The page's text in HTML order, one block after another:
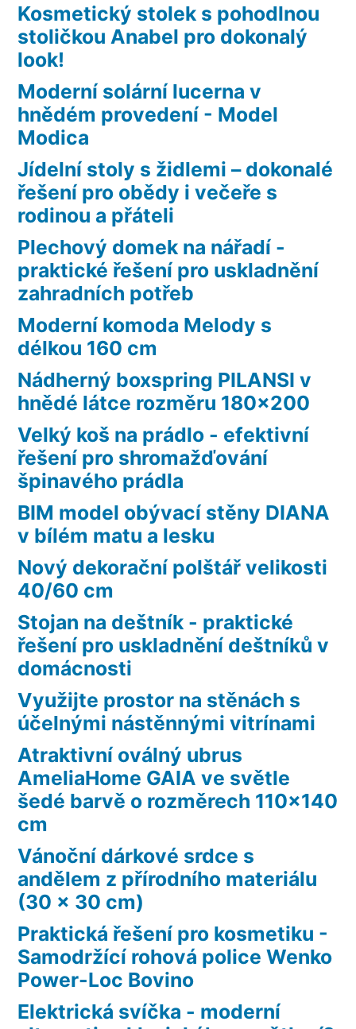
Kosmetický stolek s pohodlnou
stoličkou Anabel pro dokonalý
look!
Moderní solární lucerna v
hnědém provedení - Model
Modica
Jídelní stoly s židlemi – dokonalé
řešení pro obědy i večeře s
rodinou a přáteli
Plechový domek na nářadí -
praktické řešení pro uskladnění
zahradních potřeb
Moderní komoda Melody s
délkou 160 cm
Nádherný boxspring PILANSI v
hnědé látce rozměru 180×200
Velký koš na prádlo - efektivní
řešení pro shromažďování
špinavého prádla
BIM model obývací stěny DIANA
v bílém matu a lesku
Nový dekorační polštář velikosti
40/60 cm
Stojan na deštník - praktické
řešení pro uskladnění deštníků v
domácnosti
Využijte prostor na stěnách s
účelnými nástěnnými vitrínami
Atraktivní oválný ubrus
AmeliaHome GAIA ve světle
šedé barvě o rozměrech 110×140
cm
Vánoční dárkové srdce s
andělem z přírodního materiálu
(30 x 30 cm)
Praktická řešení pro kosmetiku -
Samodržící rohová police Wenko
Power-Loc Bovino
Elektrická svíčka - moderní